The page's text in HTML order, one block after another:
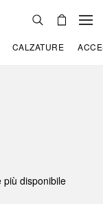
CALZATURE
più disponibile